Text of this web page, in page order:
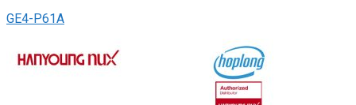
GE4-P61A